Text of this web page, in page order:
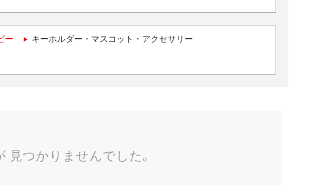
ー キーホルダー・マスコット・アクセサリー